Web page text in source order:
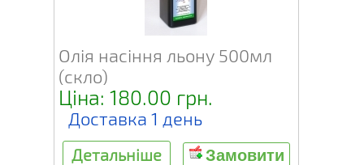
Олія насіння льону 500мл
(скло)
Ціна: 180.00 грн.
Доставка 1 день
Детальніше Замовити